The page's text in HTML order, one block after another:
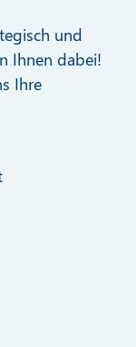
und
Ihnen dabei!
Ihre